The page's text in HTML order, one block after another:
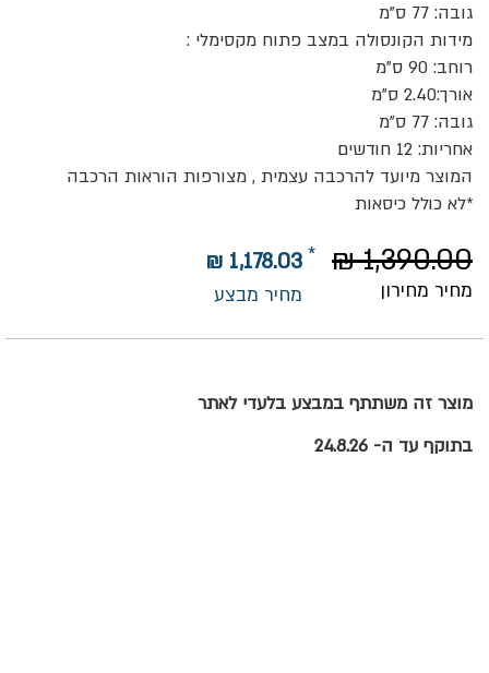
גובה: 77 ס”מ
מידות הקונסולה במצב פתוח מקסימלי :
רוחב: 90 ס”מ
אורך:2.40 ס”מ
גובה: 77 ס”מ
אחריות: 12 חודשים
המוצר מיועד להרכבה עצמית , מצורפות הוראות הרכבה
*לא כולל כיסאות
מחיר מבצע
1,178.03 ₪
מחיר מחירון
1,390.00 ₪
מוצר זה משתתף במבצע בלעדי לאתר
בתוקף עד ה- 24.8.26